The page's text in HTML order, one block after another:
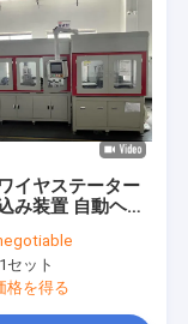
イヤステーター
み装置 自動ヘア
さ 適用可能
1セット
格を得る